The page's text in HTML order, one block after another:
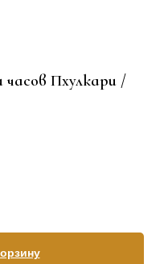
Пхулкари /